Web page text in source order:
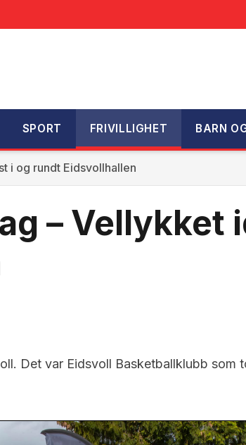
SPORT FRIVILLIGHET BARN
i og rundt Eidsvollhallen
– Vellykket
Det var Eidsvoll Basketballklubb